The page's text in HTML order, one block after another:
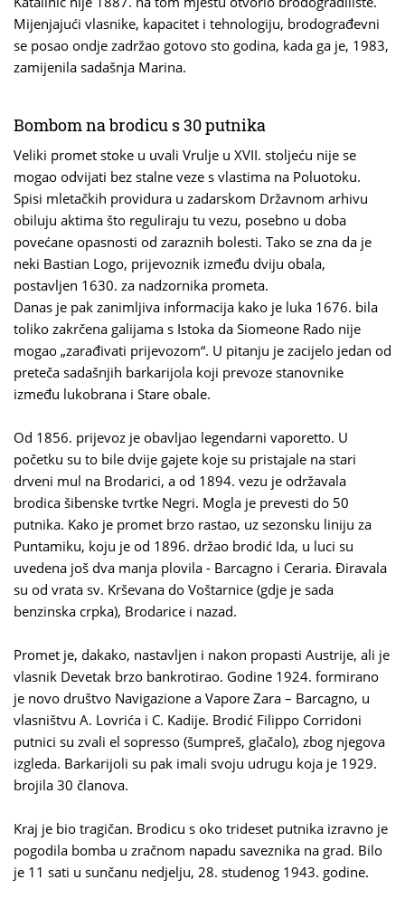
Mijenjajući vlasnike, kapacitet i tehnologiju, brodograđevni
se posao ondje zadržao gotovo sto godina, kada ga je, 1983,
zamijenila sadašnja Marina.
Bombom na brodicu s 30 putnika
Veliki promet stoke u uvali Vrulje u XVII. stoljeću nije se
mogao odvijati bez stalne veze s vlastima na Poluotoku.
Spisi mletačkih providura u zadarskom Državnom arhivu
obiluju aktima što reguliraju tu vezu, posebno u doba
povećane opasnosti od zaraznih bolesti. Tako se zna da je
neki Bastian Logo, prijevoznik između dviju obala,
postavljen 1630. za nadzornika prometa.
Danas je pak zanimljiva informacija kako je luka 1676. bila
toliko zakrčena galijama s Istoka da Siomeone Rado nije
mogao „zarađivati prijevozom“. U pitanju je zacijelo jedan od
preteča sadašnjih barkarijola koji prevoze stanovnike
između lukobrana i Stare obale.
Od 1856. prijevoz je obavljao legendarni vaporetto. U
početku su to bile dvije gajete koje su pristajale na stari
drveni mul na Brodarici, a od 1894. vezu je održavala
brodica šibenske tvrtke Negri. Mogla je prevesti do 50
putnika. Kako je promet brzo rastao, uz sezonsku liniju za
Puntamiku, koju je od 1896. držao brodić Ida, u luci su
uvedena još dva manja plovila - Barcagno i Ceraria. Điravala
su od vrata sv. Krševana do Voštarnice (gdje je sada
benzinska crpka), Brodarice i nazad.
Promet je, dakako, nastavljen i nakon propasti Austrije, ali je
vlasnik Devetak brzo bankrotirao. Godine 1924. formirano
je novo društvo Navigazione a Vapore Zara – Barcagno, u
vlasništvu A. Lovrića i C. Kadije. Brodić Filippo Corridoni
putnici su zvali el sopresso (šumpreš, glačalo), zbog njegova
izgleda. Barkarijoli su pak imali svoju udrugu koja je 1929.
brojila 30 članova.
Kraj je bio tragičan. Brodicu s oko trideset putnika izravno je
pogodila bomba u zračnom napadu saveznika na grad. Bilo
je 11 sati u sunčanu nedjelju, 28. studenog 1943. godine.